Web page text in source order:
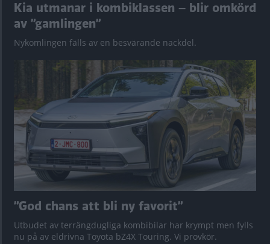
Kia utmanar i kombiklassen – blir omkörd
av ”gamlingen”
Nykomlingen fälls av en besvärande nackdel.
”God chans att bli ny favorit”
Utbudet av terrängdugliga kombibilar har krympt men fylls
nu på av eldrivna Toyota bZ4X Touring. Vi provkör.